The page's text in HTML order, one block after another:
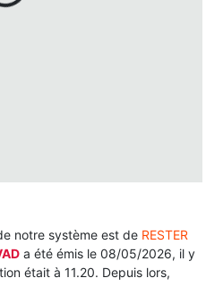
notre système est de RESTER
a été émis le 08/05/2026, il y
était à 11.20. Depuis lors,